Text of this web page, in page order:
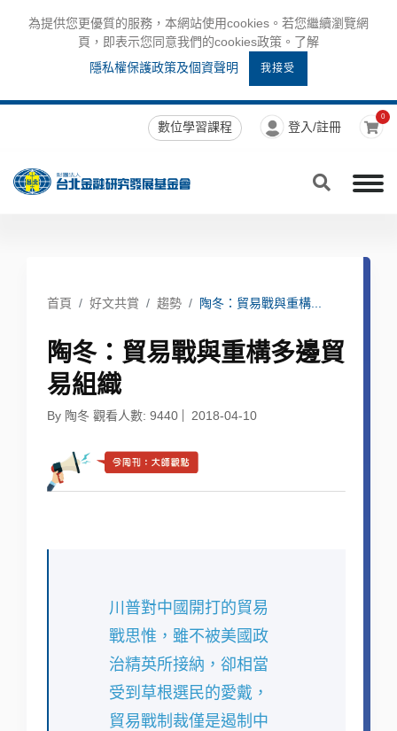
為提供您更優質的服務，本網站使用cookies。若您繼續瀏覽網
頁，即表示您同意我們的cookies政策。了解
隱私權保護政策及個資聲明
我接受
數位學習課程 登入/註冊
0
首頁 好文共賞 趨勢 陶冬：貿易戰與重構...
陶冬：貿易戰與重構多邊貿
易組織
By 陶冬 觀看人數: 9440 2018-04-10
川普對中國開打的貿易
戰思惟，雖不被美國政
治精英所接納，卻相當
受到草根選民的愛戴，
貿易戰制裁僅是遏制中